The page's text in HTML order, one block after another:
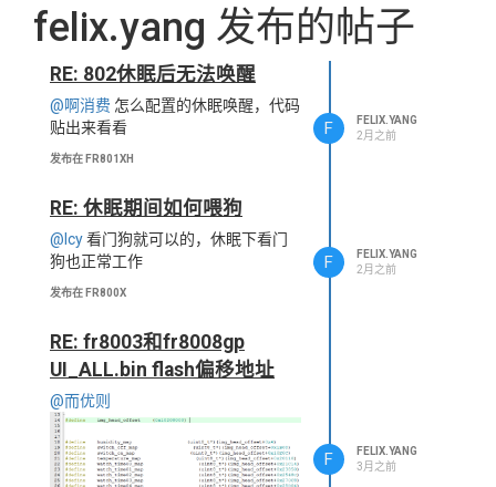
felix.yang 发布的帖子
RE: 802休眠后无法唤醒
@啊消费 怎么配置的休眠唤醒，代码
贴出来看看
发布在 FR801XH
F
FELIX.YANG
2月之前
RE: 休眠期间如何喂狗
@lcy看门狗就可以的，休眠下看门
狗也正常工作
发布在 FR800X
F
FELIX.YANG
2月之前
RE: fr8003和fr8008gp
UI_ALL.bin flash偏移地址
@而优则
F
FELIX.YANG
3月之前